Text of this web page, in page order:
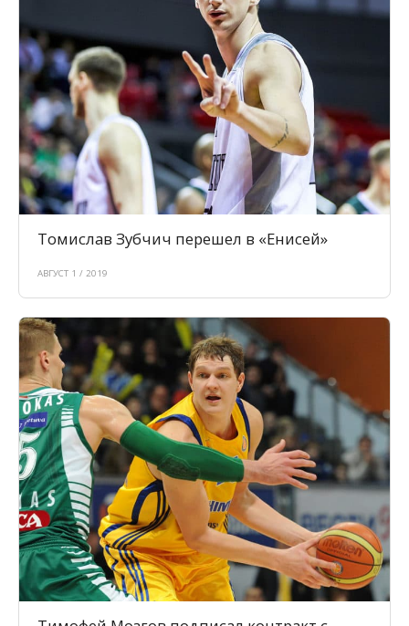
Томислав Зубчич перешел в «Енисей»
АВГУСТ 1 / 2019